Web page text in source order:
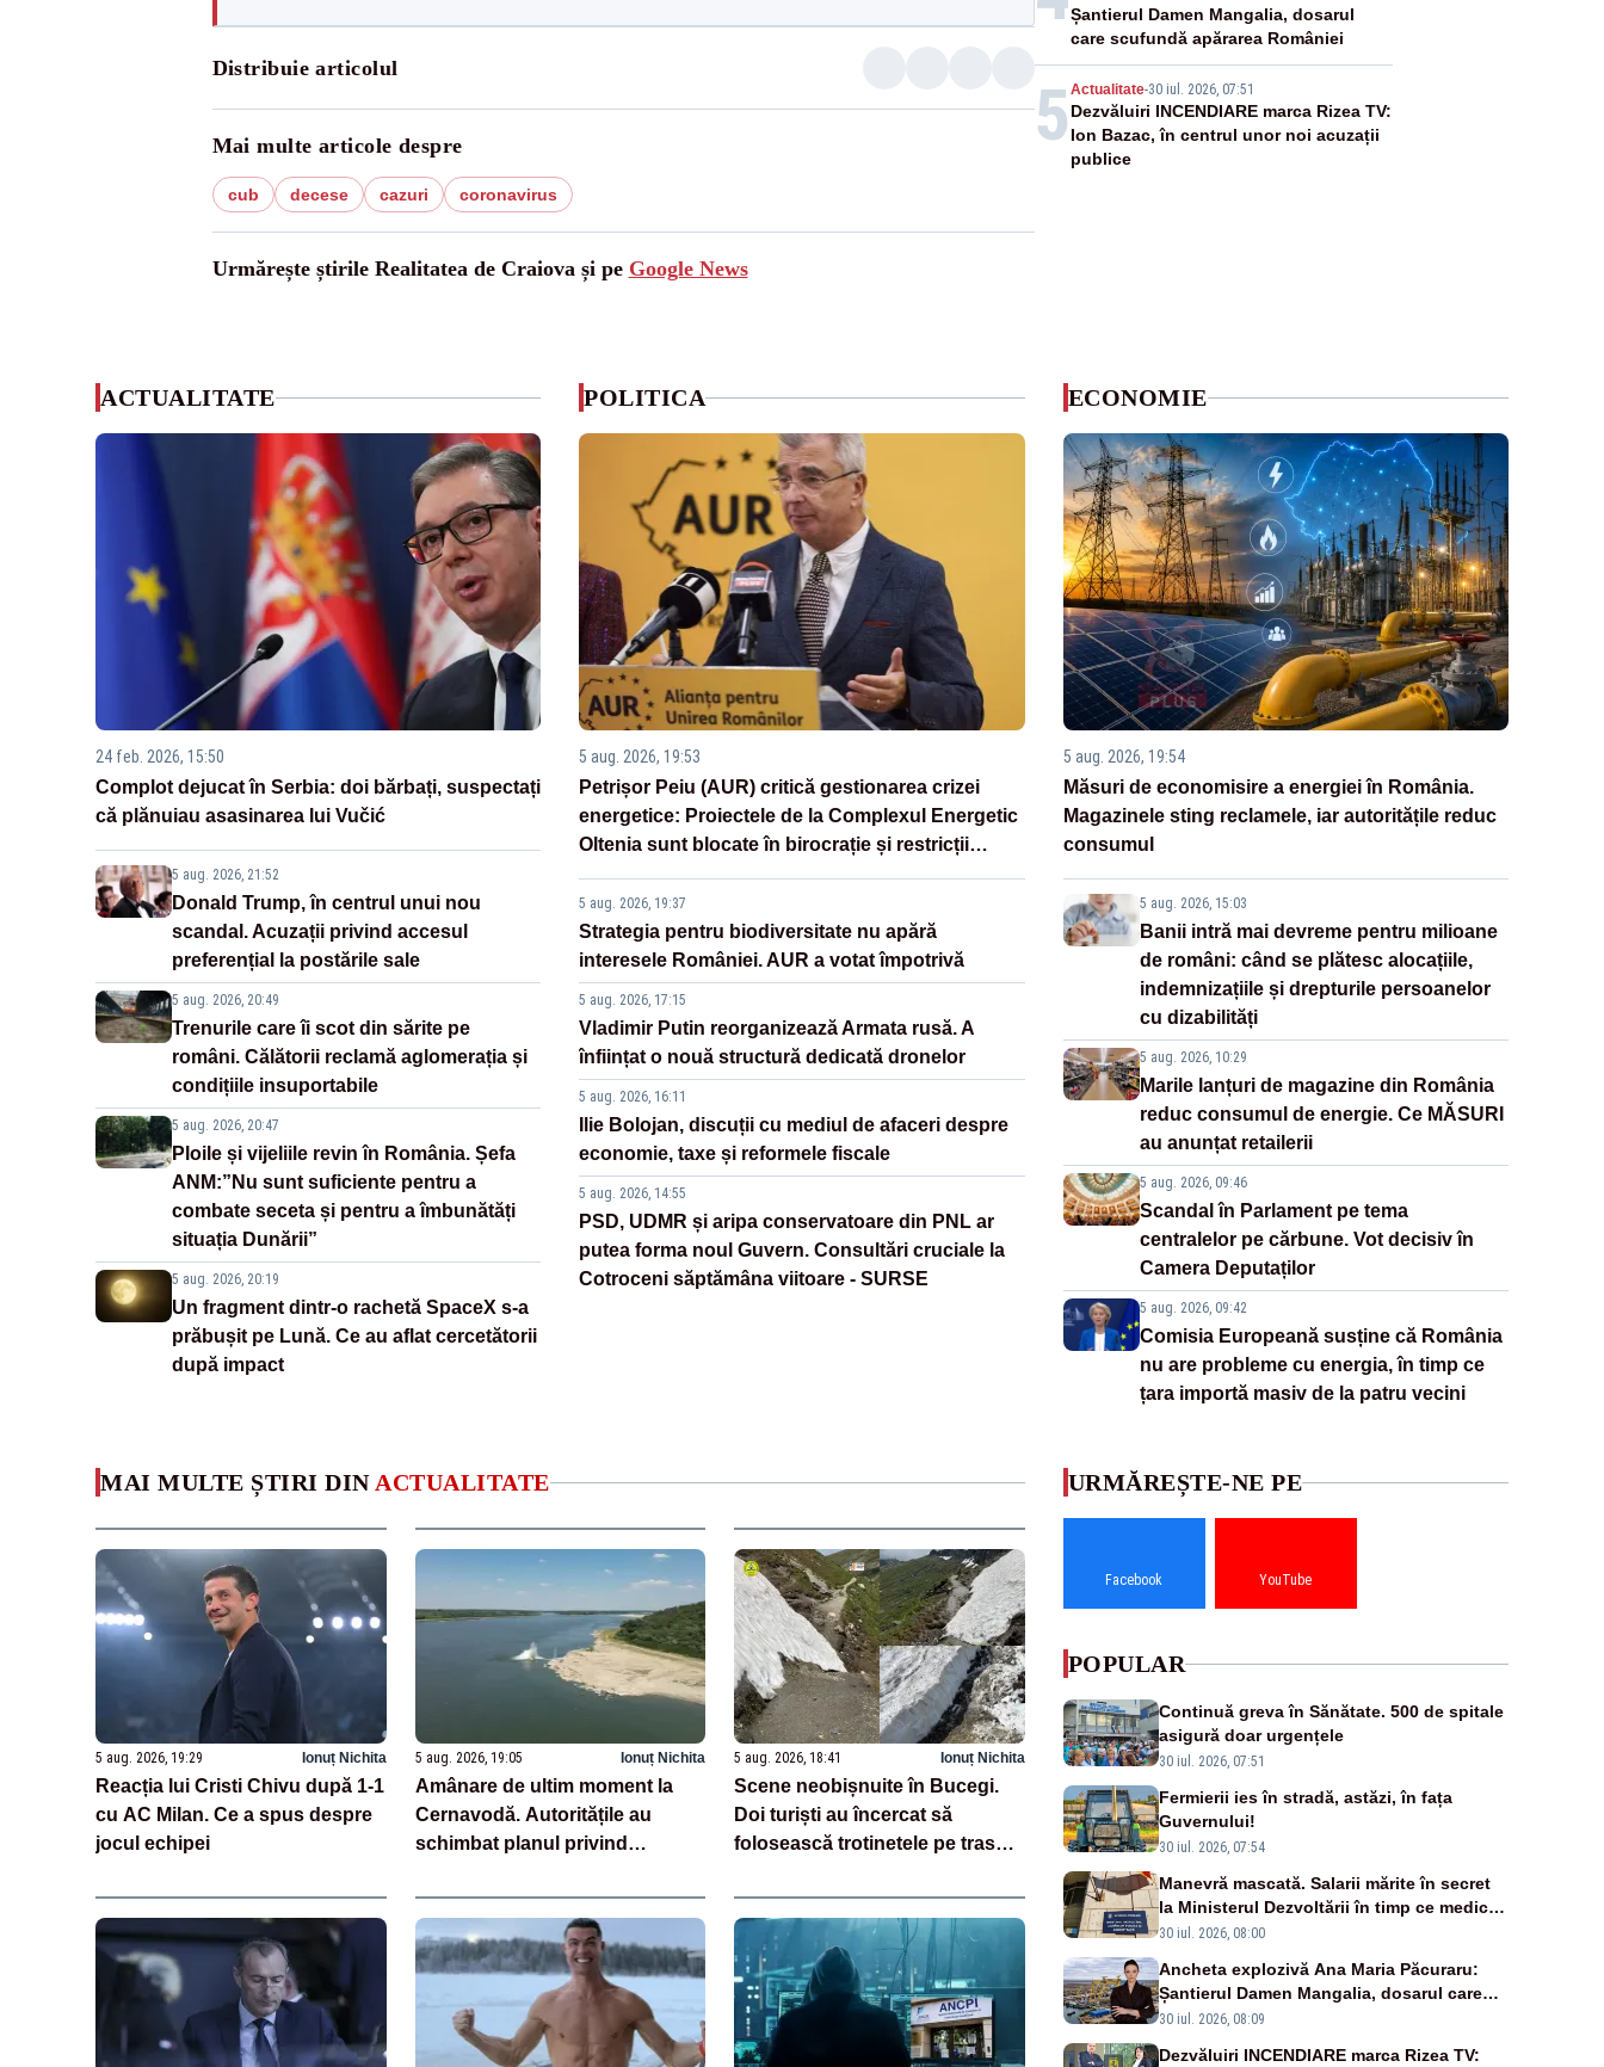
Distribuie articolul
Mai multe articole despre
cub decese cazuri coronavirus
Urmărește știrile Realitatea de Craiova și pe Google News
Șantierul Damen Mangalia, dosarul
care scufundă apărarea României
5 Actualitate-30 iul. 2026, 07:51
Dezvăluiri INCENDIARE marca Rizea TV:
Ion Bazac, în centrul unor noi acuzații
publice
ACTUALITATE
24 feb. 2026, 15:50
Complot dejucat în Serbia: doi bărbați, suspectați
că plănuiau asasinarea lui Vučić
5 aug. 2026, 21:52
Donald Trump, în centrul unui nou
scandal. Acuzații privind accesul
preferențial la postările sale
5 aug. 2026, 20:49
Trenurile care îi scot din sărite pe
români. Călătorii reclamă aglomerația și
condițiile insuportabile
5 aug. 2026, 20:47
Ploile și vijeliile revin în România. Șefa
ANM:”Nu sunt suficiente pentru a
combate seceta și pentru a îmbunătăți
situația Dunării”
5 aug. 2026, 20:19
Un fragment dintr-o rachetă SpaceX s-a
prăbușit pe Lună. Ce au aflat cercetătorii
după impact
POLITICA
5 aug. 2026, 19:53
Petrișor Peiu (AUR) critică gestionarea crizei
energetice: Proiectele de la Complexul Energetic
Oltenia sunt blocate în birocrație și restricții
5 aug. 2026, 19:37
Strategia pentru biodiversitate nu apără
interesele României. AUR a votat împotrivă
5 aug. 2026, 17:15
Vladimir Putin reorganizează Armata rusă. A
înființat o nouă structură dedicată dronelor
5 aug. 2026, 16:11
Ilie Bolojan, discuții cu mediul de afaceri despre
economie, taxe și reformele fiscale
5 aug. 2026, 14:55
PSD, UDMR și aripa conservatoare din PNL ar
putea forma noul Guvern. Consultări cruciale la
Cotroceni săptămâna viitoare - SURSE
ECONOMIE
5 aug. 2026, 19:54
Măsuri de economisire a energiei în România.
Magazinele sting reclamele, iar autoritățile reduc
consumul
5 aug. 2026, 15:03
Banii intră mai devreme pentru milioane
de români: când se plătesc alocațiile,
indemnizațiile și drepturile persoanelor
cu dizabilități
5 aug. 2026, 10:29
Marile lanțuri de magazine din România
reduc consumul de energie. Ce MĂSURI
au anunțat retailerii
5 aug. 2026, 09:46
Scandal în Parlament pe tema
centralelor pe cărbune. Vot decisiv în
Camera Deputaților
5 aug. 2026, 09:42
Comisia Europeană susține că România
nu are probleme cu energia, în timp ce
țara importă masiv de la patru vecini
MAI MULTE ȘTIRI DIN ACTUALITATE
5 aug. 2026, 19:29 Ionuț Nichita
Reacția lui Cristi Chivu după 1-1
cu AC Milan. Ce a spus despre
jocul echipei
5 aug. 2026, 19:05 Ionuț Nichita
Amânare de ultim moment la
Cernavodă. Autoritățile au
schimbat planul privind
5 aug. 2026, 18:41 Ionuț Nichita
Scene neobișnuite în Bucegi.
Doi turiști au încercat să
folosească trotinetele pe traseul
URMĂREȘTE-NE PE
Facebook YouTube
POPULAR
Continuă greva în Sănătate. 500 de spitale
asigură doar urgențele
30 iul. 2026, 07:51
Fermierii ies în stradă, astăzi, în fața
Guvernului!
30 iul. 2026, 07:54
Manevră mascată. Salarii mărite în secret
la Ministerul Dezvoltării în timp ce medicii
ies în stradă
30 iul. 2026, 08:00
Ancheta explozivă Ana Maria Păcuraru:
Șantierul Damen Mangalia, dosarul care
scufundă apărarea României
30 iul. 2026, 08:09
Dezvăluiri INCENDIARE marca Rizea TV: